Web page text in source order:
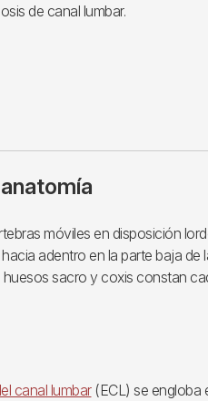
de canal lumbar.
móviles en disposición
adentro en la parte baja de
sacro y coxis constan
canal lumbar(ECL) se engloba